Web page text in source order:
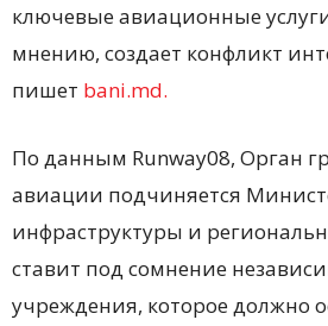
ключевые авиационные
мнению, создает конфликт
пишет bani.md.
По данным Runway08, Орган
авиации подчиняется
инфраструктуры и
ставит под сомнение
учреждения, которое должно